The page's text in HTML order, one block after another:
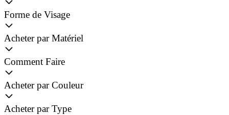
Forme de Visage
Acheter par Matériel
Comment Faire
Acheter par Couleur
Acheter par Type